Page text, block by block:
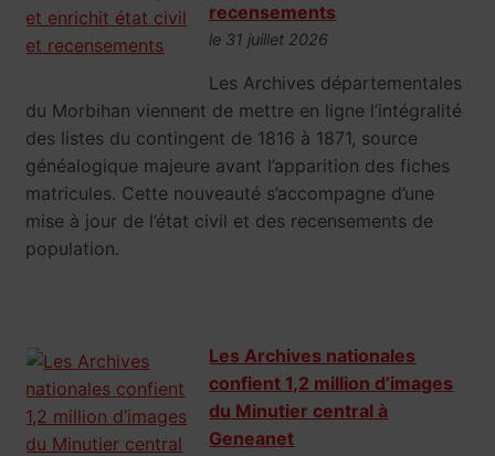
recensements
le 31 juillet 2026
Les Archives départementales
du Morbihan viennent de mettre en ligne l’intégralité
des listes du contingent de 1816 à 1871, source
généalogique majeure avant l’apparition des fiches
matricules. Cette nouveauté s’accompagne d’une
mise à jour de l’état civil et des recensements de
population.
Les Archives nationales
confient 1,2 million d’images
du Minutier central à
Geneanet